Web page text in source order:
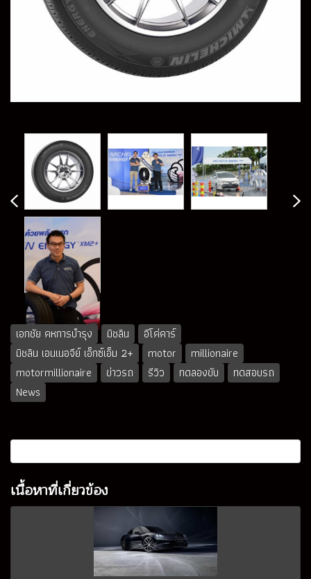
เอกชัย คหการบำรุง มิชลิน
อีโค่คาร์
มิชลิน เอนเนอจีย์ เอ็กซ์เอ็ม 2+
motor
millionaire
motormillionaire
ข่าวรถ รีวิว ทดลองขับ
ทดสอบรถ
News
เนื้อหาที่เกี่ยวข้อง